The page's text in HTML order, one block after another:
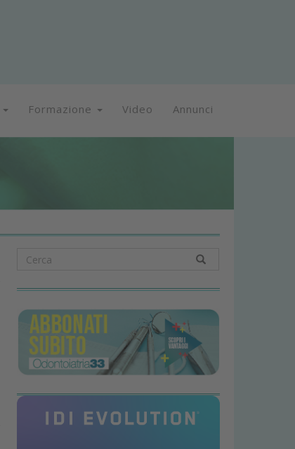
Formazione Video Annunci